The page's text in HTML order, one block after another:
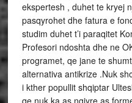
ekspertesh , duhet te kryej
pasqyrohet dhe fatura e
studim duhet t’i paraqitet
Profesori ndoshta dhe ne
programet, qe jane te
alternativa antikrize .Nuk
i kther popullit shqiptar
qe nuk ka as ngjyre as